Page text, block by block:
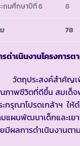
ถมศึกษาปีที่ 6 8
78
ดำเนินงานโครงการต
ถุประสงค์สำคัญเพื่อ
าพชีวิตที่ดีขึ้น สมเด็จ
กรุณาโปรดเกล้าฯ ให้ด
แผนพัฒนาเด็กและเย
มีผลการดำเนินงานต